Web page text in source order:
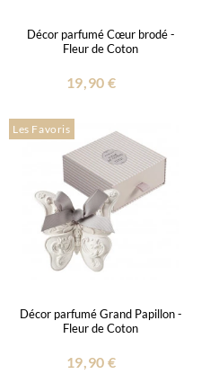
Décor parfumé Cœur brodé -
Fleur de Coton
19,90 €
Les Favoris
Décor parfumé Grand Papillon -
Fleur de Coton
19,90 €